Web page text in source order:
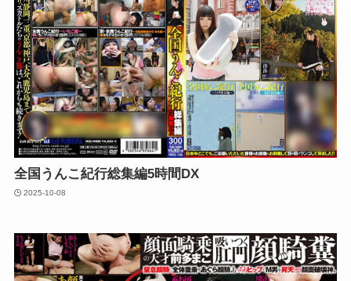
全国うんこ紀行総集編5時間DX
2025-10-08